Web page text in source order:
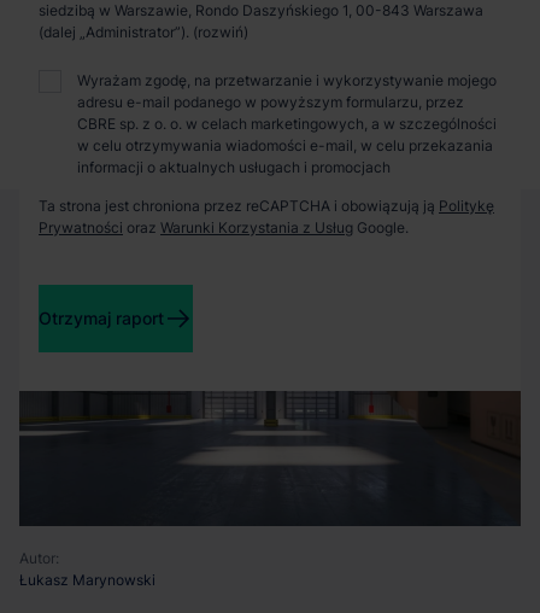
Autor:
Łukasz Marynowski
Zaprosimy Cię na spotkanie, omówimy szczegóły i
pokażemy inwestycje.
Zamknij
siedzibą w Warszawie, Rondo Daszyńskiego 1, 00-843 Warszawa
(dalej „Administrator”).
Wyrażam zgodę, na przetwarzanie i wykorzystywanie mojego
adresu e-mail podanego w powyższym formularzu, przez
CBRE sp. z o. o. w celach marketingowych, a w szczególności
w celu otrzymywania wiadomości e-mail, w celu przekazania
informacji o aktualnych usługach i promocjach
Ta strona jest chroniona przez reCAPTCHA i obowiązują ją Politykę
Prywatności oraz Warunki Korzystania z Usług Google.
Otrzymaj raport